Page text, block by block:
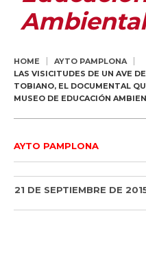
Ambiental
HOME
AYTO PAMPLONA
LAS VISICITUDES DE UN AVE
TOBIANO, EL DOCUMENTAL
MUSEO DE EDUCACIÓN
AYTO PAMPLONA
21 DE SEPTIEMBRE DE